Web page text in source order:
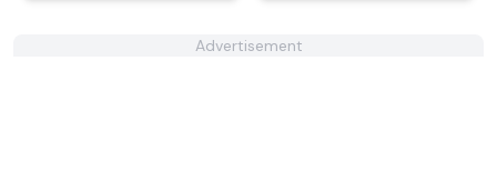
Advertisement